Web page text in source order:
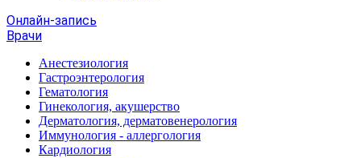
Онлайн-запись
Врачи
Анестезиология
Гастроэнтерология
Гематология
Гинекология, акушерство
Дерматология, дерматовенерология
Иммунология - аллергология
Кардиология